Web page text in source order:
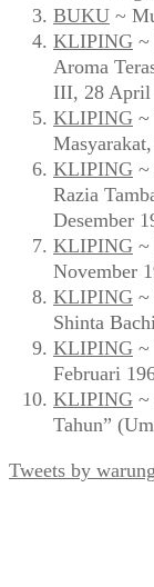
BUKU ~
KLIPING ~
Aroma
III, 28 April
KLIPING ~
KLIPING ~
Razia
Desember
KLIPING ~
November
KLIPING ~
Shinta
KLIPING ~
Februari
KLIPING ~
Tahun”
Tweets by